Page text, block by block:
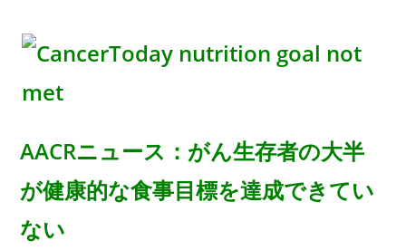
瀬
純
え
し
膵
臓
AACRニュース：がん生存者の大半
が健康的な食事目標を達成できてい
ない